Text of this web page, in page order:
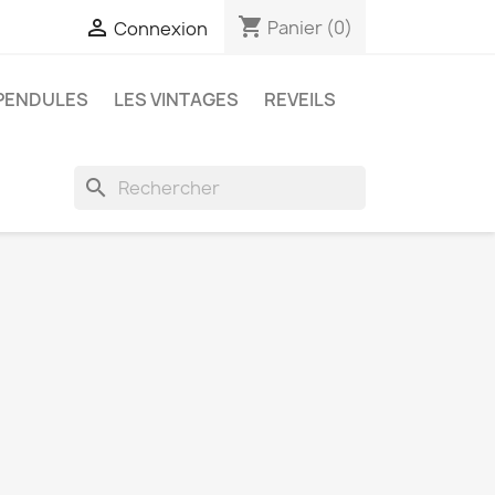
 Connexion shopping_cart Panier (0)
LES VINTAGES
REVEILS
search